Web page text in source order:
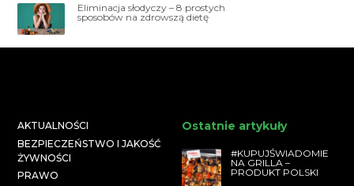
Eliminacja słodyczy – 8 prostych
sposobów na zdrowszą dietę
AKTUALNOŚCI
BEZPIECZEŃSTWO I JAKOŚĆ
ŻYWNOŚCI
PRAWO
Ostatnie artykuły
#KUPUJŚWIADOMIE
NA GRILLA –
PRODUKT POLSKI